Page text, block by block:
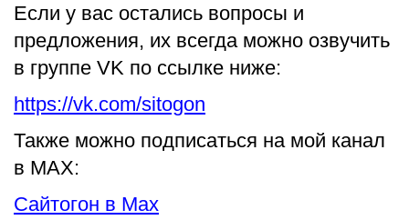
Если у вас остались вопросы и
предложения, их всегда можно озвучить
в группе VK по ссылке ниже:
https://vk.com/sitogon
Также можно подписаться на мой канал
в MAX:
Сайтогон в Max